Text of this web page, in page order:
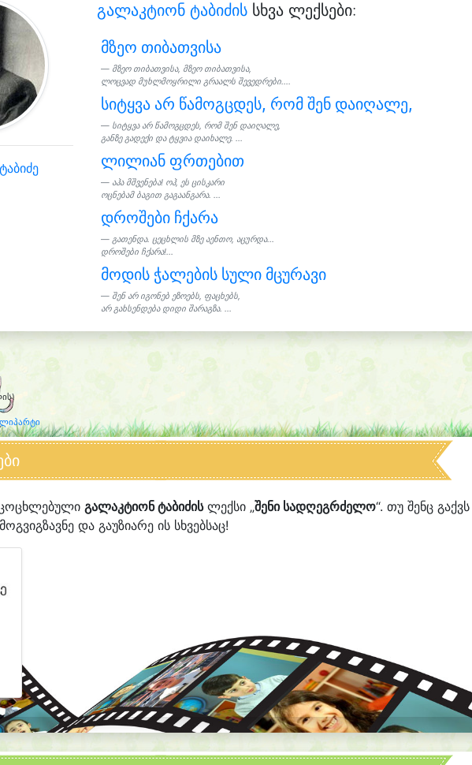
გალაკტიონ ტაბიძისსხვა ლექსები:
მზეო თიბათვისა
მზეო თიბათვისა, მზეო თიბათვისა,
ლოცვად მუხლმოყრილი გრაალს შევედრები....
სიტყვა არ წამოგცდეს, რომ შენ დაიღალე,
სიტყვა არ წამოგცდეს, რომ შენ დაიღალე,
განზე გადექი და ტყვია დაიხალე. ...
ლილიან ფრთებით
აჰა მშვენება! ოჰ, ეს ცისკარი
ოცნებამ ბაგით გაგაანგარა. ...
დროშები ჩქარა
გათენდა. ცეცხლის მზე აენთო, აცურდა...
დროშები ჩქარა!...
მოდის ჭალების სული მცურავი
შენ არ იგონებ ეზოებს, ფაცხებს,
არ გახსენდება დიდი შარაგზა. ...
გალაკტიონ ტაბიძისლექსი „შენი სადღეგრძელო“. თუ შენც
და გაუზიარე ის სხვებსაც!